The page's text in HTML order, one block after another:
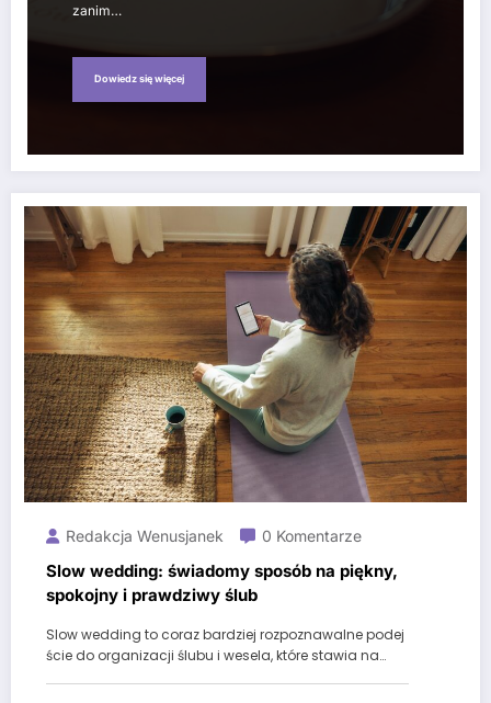
zanim…
Dowiedz się więcej
Redakcja Wenusjanek 0 Komentarze
Slow wedding: świadomy sposób na piękny,
spokojny i prawdziwy ślub
Slow wedding to coraz bardziej rozpoznawalne podej
ście do organizacji ślubu i wesela, które stawia na…